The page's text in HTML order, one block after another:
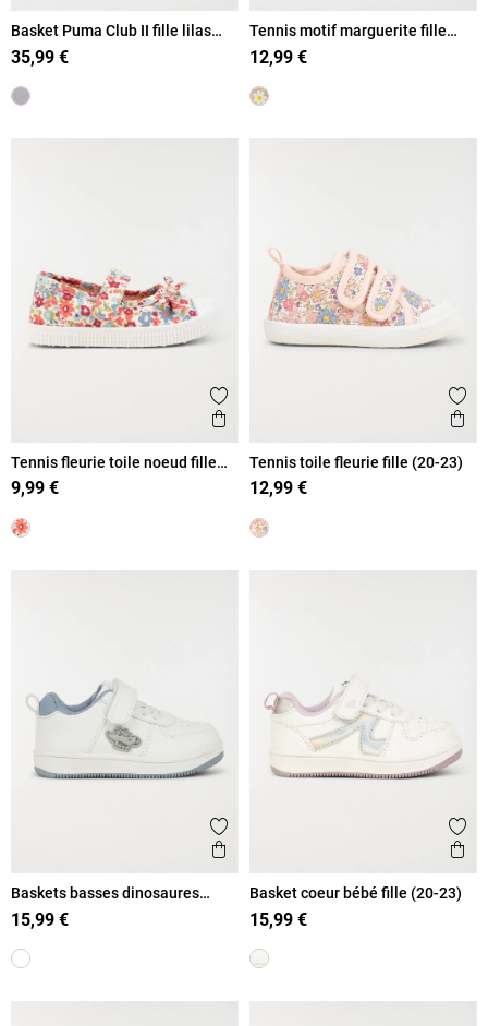
Basket Puma Club II fille lilas
(20-27)
35,99 €
Tennis motif marguerite fille
(20-23)
12,99 €
Ajouter aux favoris
Aperçu rapide
Tennis fleurie toile noeud fille
(20-23)
9,99 €
Tennis toile fleurie fille (20-23)
12,99 €
Ajouter aux favoris
Aperçu rapide
Baskets basses dinosaures
garçon (20-23)
15,99 €
Basket coeur bébé fille (20-23)
15,99 €